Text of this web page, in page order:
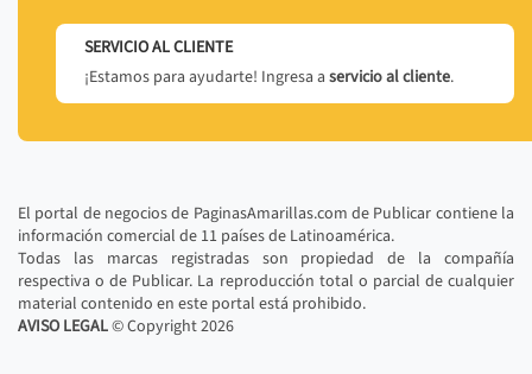
SERVICIO AL CLIENTE
¡Estamos para ayudarte! Ingresa a servicio al cliente.
El portal de negocios de PaginasAmarillas.com de Publicar contiene la
información comercial de 11 países de Latinoamérica.
Todas las marcas registradas son propiedad de la compañía
respectiva o de Publicar. La reproducción total o parcial de cualquier
material contenido en este portal está prohibido.
AVISO LEGAL© Copyright2026